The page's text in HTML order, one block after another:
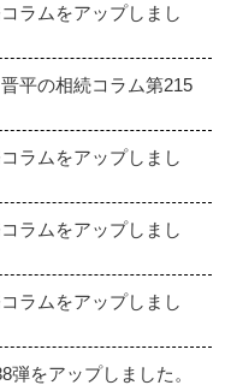
ラムをアップしまし
平の相続コラム第215
ラムをアップしまし
ラムをアップしまし
ラムをアップしまし
をアップしました。